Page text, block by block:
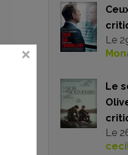
Le
Le
Le